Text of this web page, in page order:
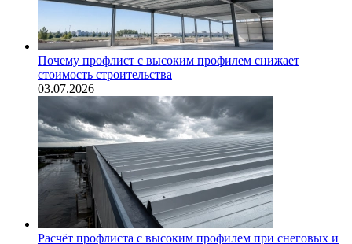
Почему профлист с высоким профилем снижает
стоимость строительства
03.07.2026
Расчёт профлиста с высоким профилем при снеговых и